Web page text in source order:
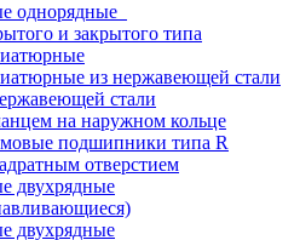
однорядные
и закрытого типа
из нержавеющей стали
стали
на наружном кольце
подшипники типа R
отверстием
двухрядные
двухрядные